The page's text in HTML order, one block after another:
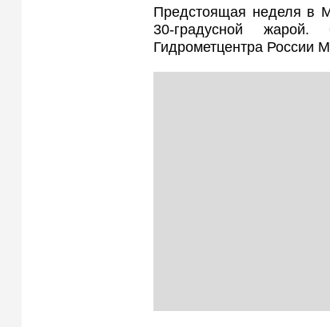
Предстоящая неделя в
30-градусной
Гидрометцентра России